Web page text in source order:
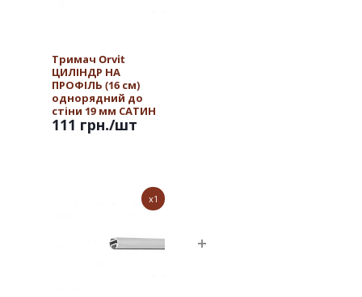
Тримач Orvit
ЦИЛІНДР НА
ПРОФІЛЬ (16 см)
однорядний до
стіни 19 мм САТИН
111 грн./шт
x1